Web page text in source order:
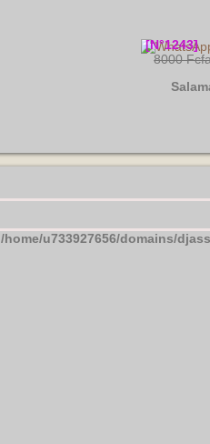
[N°1243]
8000
/home/u733927656/domains/